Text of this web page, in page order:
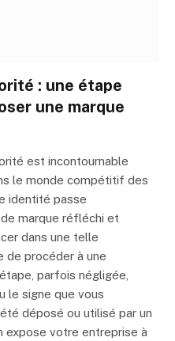
: une étape
une marque
est incontournable
le monde compétitif des
identité passe
marque réfléchi et
dans une telle
de procéder à une
parfois négligée,
le signe que vous
déposé ou utilisé par un
expose votre entreprise à